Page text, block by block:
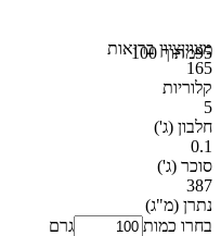
95מתוך 100מצויןציון בריאות
165
קלוריות
5
חלבון (ג')
0.1
סוכר (ג')
387
נתרן (מ"ג)
בחרו כמות
גרם